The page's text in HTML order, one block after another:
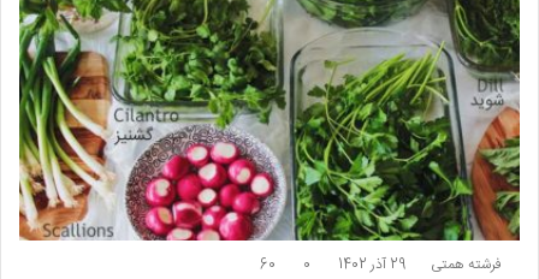
فرشته همتی 29 آذر 1402 0
60